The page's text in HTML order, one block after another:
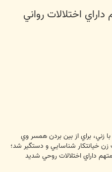
اختلالات رواني
زني، براي از بين بردن همسر وي
زن خيانتكار شناسايي و دستگير شد؛
داراي اختلالات روحي شديد